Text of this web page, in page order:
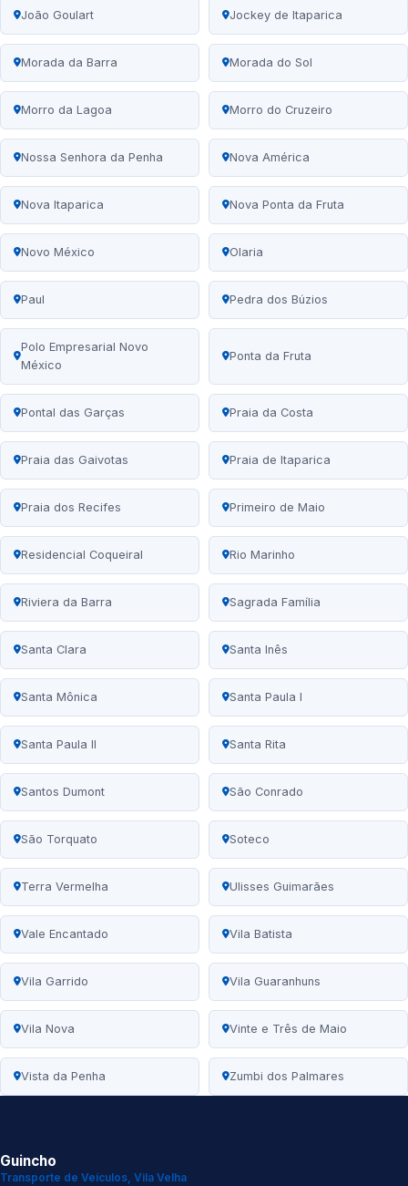
João Goulart Jockey de Itaparica
Morada da Barra Morada do Sol
Morro da Lagoa Morro do Cruzeiro
Nossa Senhora da Penha Nova América
Nova Itaparica Nova Ponta da Fruta
Novo México Olaria
Paul Pedra dos Búzios
Polo Empresarial Novo
México
Ponta da Fruta
Pontal das Garças Praia da Costa
Praia das Gaivotas Praia de Itaparica
Praia dos Recifes Primeiro de Maio
Residencial Coqueiral Rio Marinho
Riviera da Barra Sagrada Família
Santa Clara Santa Inês
Santa Mônica Santa Paula I
Santa Paula II Santa Rita
Santos Dumont São Conrado
São Torquato Soteco
Terra Vermelha Ulisses Guimarães
Vale Encantado Vila Batista
Vila Garrido Vila Guaranhuns
Vila Nova Vinte e Três de Maio
Vista da Penha Zumbi dos Palmares
Guincho
Transporte de Veículos, Vila Velha